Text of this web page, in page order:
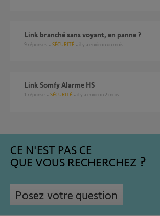
Link branché sans voyant, en panne ?
9 réponses SÉCURITÉ il y a environ un mois
Link Somfy Alarme HS
1 réponse SÉCURITÉ il y a environ 2 mois
CE N'EST PAS CE
QUE VOUS RECHERCHEZ
Posez votre question